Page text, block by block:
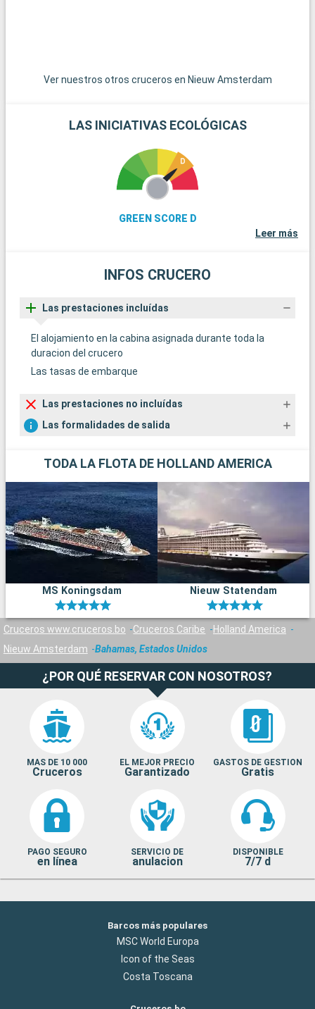
Ver nuestros otros cruceros en Nieuw Amsterdam
LAS INICIATIVAS ECOLÓGICAS
GREEN SCORE D
Leer más
INFOS CRUCERO
Las prestaciones incluídas
El alojamiento en la cabina asignada durante toda la
duracion del crucero
Las tasas de embarque
Las prestaciones no incluídas
Las formalidades de salida
TODA LA FLOTA DE HOLLAND AMERICA
MS Koningsdam Nieuw Statendam
Cruceros www.cruceros.bo Cruceros Caribe
Holland America
Nieuw Amsterdam
Bahamas, Estados Unidos
¿POR QUÉ RESERVAR CON NOSOTROS?
MAS DE 10 000
Cruceros
EL MEJOR PRECIO
Garantizado
GASTOS DE GESTION
Gratis
PAGO SEGURO
en línea
SERVICIO DE
anulacion
DISPONIBLE
7/7 d
Barcos más populares
MSC World Europa
Icon of the Seas
Costa Toscana